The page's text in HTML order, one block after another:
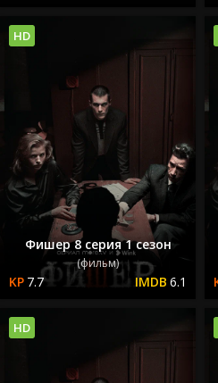
Фишер 8 серия 1 сезон
(фильм)
7.7 6.1
HD
HD